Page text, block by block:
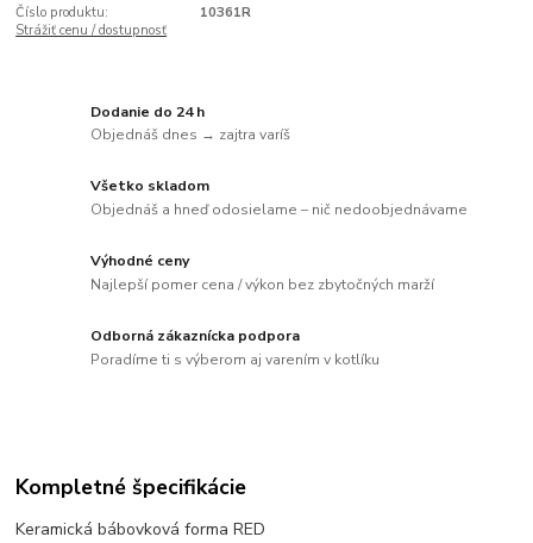
Číslo produktu:
10361R
Strážiť cenu / dostupnosť
Dodanie do 24 h
Objednáš dnes → zajtra varíš
Všetko skladom
Objednáš a hneď odosielame – nič nedoobjednávame
Výhodné ceny
Najlepší pomer cena / výkon bez zbytočných marží
Odborná zákaznícka podpora
Poradíme ti s výberom aj varením v kotlíku
Kompletné špecifikácie
Keramická bábovková forma RED